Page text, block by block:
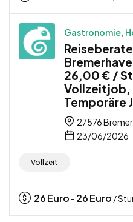
Gastronomie,
26,00 € /
Vollzeitjob,
Temporäre
27576
23/06/2026
Vollzeit
26Euro - 26Euro /